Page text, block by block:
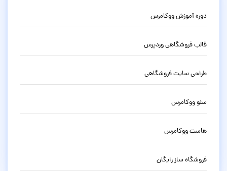
دوره آموزش ووکامرس
قالب فروشگاهی وردپرس
طراحی سایت فروشگاهی
سئو ووکامرس
هاست ووکامرس
فروشگاه ساز رایگان